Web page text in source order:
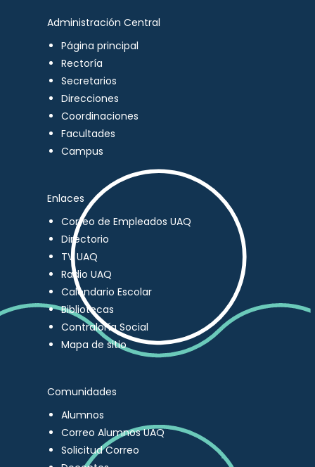
Administración Central
Página principal
Rectoría
Secretarios
Direcciones
Coordinaciones
Facultades
Campus
Enlaces
Correo de Empleados UAQ
Directorio
TV UAQ
Radio UAQ
Calendario Escolar
Bibliotecas
Contraloría Social
Mapa de sitio
Comunidades
Alumnos
Correo Alumnos UAQ
Solicitud Correo